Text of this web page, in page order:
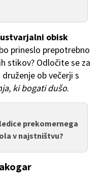
ustvarjalni obisk
prineslo prepotrebno
stikov? Odločite se za
ob večerji s
ki bogati dušo.
prekomernega
v najstništvu?